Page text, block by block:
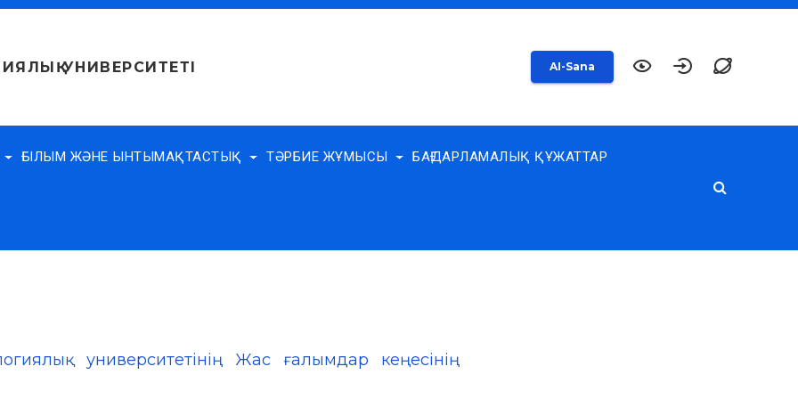
УНИВЕРСИТЕТІ
AI-Sana
ҒЫЛЫМ ЖӘНЕ ЫНТЫМАҚТАСТЫҚ ТӘРБИЕ ЖҰМЫСЫ БАҒДАРЛАМАЛЫҚ ҚҰЖАТТАР
университетінің Жас ғалымдар кеңесінің